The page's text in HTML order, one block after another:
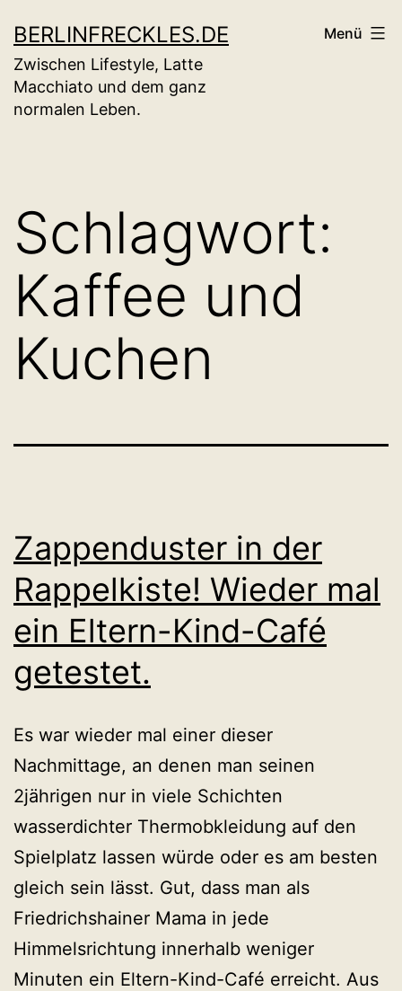
Inhalt
springen
BERLINFRECKLES.DE
Zwischen Lifestyle, Latte
Macchiato und dem ganz
normalen Leben.
Menü
Schlagwort:
Kaffee und
Kuchen
Zappenduster in der
Rappelkiste! Wieder mal
ein Eltern-Kind-Café
getestet.
Es war wieder mal einer dieser
Nachmittage, an denen man seinen
2jährigen nur in viele Schichten
wasserdichter Thermobkleidung auf den
Spielplatz lassen würde oder es am besten
gleich sein lässt. Gut, dass man als
Friedrichshainer Mama in jede
Himmelsrichtung innerhalb weniger
Minuten ein Eltern-Kind-Café erreicht. Aus